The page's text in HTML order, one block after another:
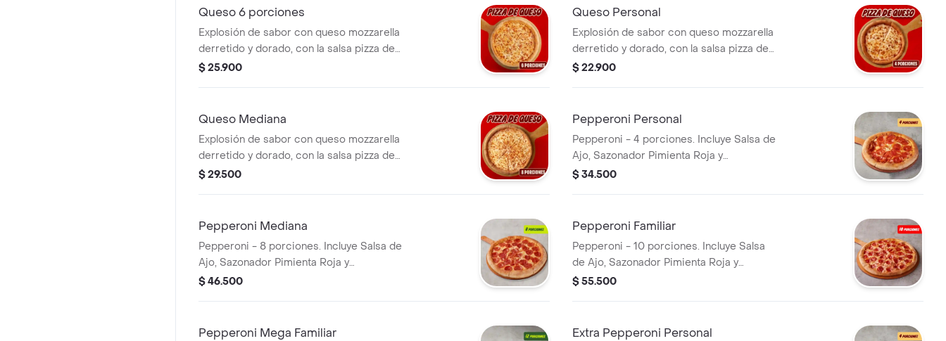
Queso 6 porciones
Explosión de sabor con queso mozzarella
derretido y dorado, con la salsa pizza de
Papa Johns con su sabor inconfundible.
$ 25.900
Queso Personal
Explosión de sabor con queso mozzarella
derretido y dorado, con la salsa pizza de
Papa Johns con su sabor inconfundible. 4
$ 22.900
Queso Mediana
Explosión de sabor con queso mozzarella
derretido y dorado, con la salsa pizza de
Papa Johns con su sabor inconfundible. 8
$ 29.500
Pepperoni Personal
Pepperoni - 4 porciones. Incluye Salsa de
Ajo, Sazonador Pimienta Roja y
Pepperoncini.
$ 34.500
Pepperoni Mediana
Pepperoni - 8 porciones. Incluye Salsa de
Ajo, Sazonador Pimienta Roja y
Pepperoncini.
$ 46.500
Pepperoni Familiar
Pepperoni - 10 porciones. Incluye Salsa
de Ajo, Sazonador Pimienta Roja y
Pepperoncini.
$ 55.500
Pepperoni Mega Familiar Extra Pepperoni Personal